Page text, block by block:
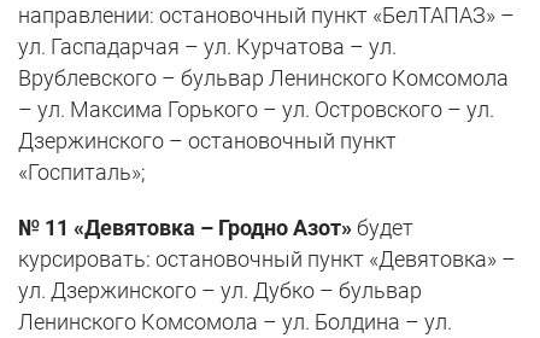
направлении: остановочный пункт «БелТАПАЗ» –
ул. Гаспадарчая – ул. Курчатова – ул.
Врублевского – бульвар Ленинского Комсомола
– ул. Максима Горького – ул. Островского – ул.
Дзержинского – остановочный пункт
«Госпиталь»;
№ 11 «Девятовка – Гродно Азот»будет
курсировать: остановочный пункт «Девятовка» –
ул. Дзержинского – ул. Дубко – бульвар
Ленинского Комсомола – ул. Болдина – ул.